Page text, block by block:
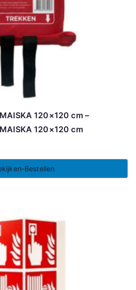
120×120 cm –
120×120 cm
Bestellen